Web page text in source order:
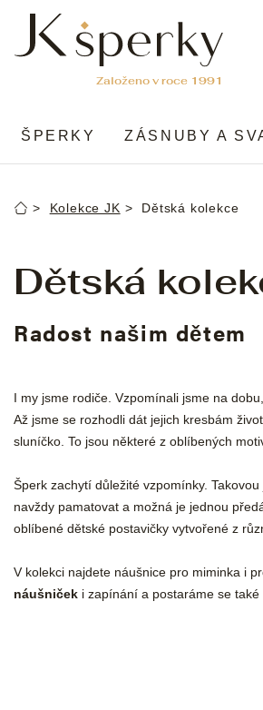
obsah
ŠPERKY ZÁSNUBY A
DomůKolekce JK Dětská kolekce
Dětská
Radost našim dětem
I my jsme rodiče. Vzpomínali jsme na
Až jsme se rozhodli dát jejich kresbám
sluníčko. To jsou některé z oblíbených
Šperk zachytí důležité vzpomínky.
navždy pamatovat a možná je jednou
oblíbené dětské postavičky vytvořené z
V kolekci najdete náušnice pro miminka i
náušniček i zapínání a postaráme se také